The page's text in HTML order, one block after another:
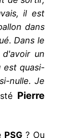
il est
dans
Dans le
un
est quasi-
nulle. Je
Pierre
PSG ? Ou